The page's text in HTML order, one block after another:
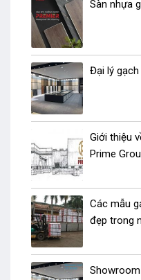
Sàn nhựa
Đại lý
Giới thiệu
Prime
Các mẫu
đẹp trong